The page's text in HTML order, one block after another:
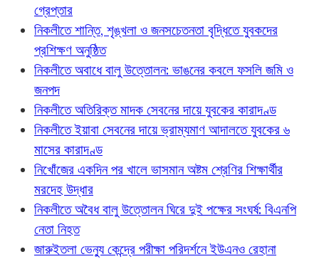
গ্রেপ্তার
নিকলীতে শান্তি, শৃঙ্খলা ও জনসচেতনতা বৃদ্ধিতে যুবকদের
প্রশিক্ষণ অনুষ্ঠিত
নিকলীতে অবাধে বালু উত্তোলন: ভাঙনের কবলে ফসলি জমি ও
জনপদ
নিকলীতে অতিরিক্ত মাদক সেবনের দায়ে যুবকের কারাদণ্ড
নিকলীতে ইয়াবা সেবনের দায়ে ভ্রাম্যমাণ আদালতে যুবকের ৬
মাসের কারাদণ্ড
নিখোঁজের একদিন পর খালে ভাসমান অষ্টম শ্রেণির শিক্ষার্থীর
মরদেহ উদ্ধার
নিকলীতে অবৈধ বালু উত্তোলন ঘিরে দুই পক্ষের সংঘর্ষ: বিএনপি
নেতা নিহত
জারুইতলা ভেন্যু কেন্দ্রে পরীক্ষা পরিদর্শনে ইউএনও রেহানা